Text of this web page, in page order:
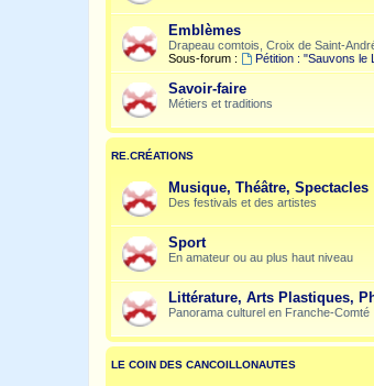
Emblèmes
Drapeau comtois, Croix de Saint-
Sous-forum :
Pétition : "Sauvons le
Savoir-faire
Métiers et traditions
RE.CRÉATIONS
Musique, Théâtre, Spectacles
Des festivals et des artistes
Sport
En amateur ou au plus haut niveau
Littérature, Arts Plastiques,
Panorama culturel en Franche-Comté
LE COIN DES CANCOILLONAUTES